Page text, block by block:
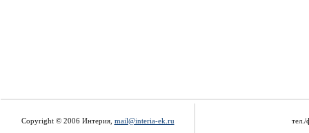
Copyright © 2006 Интерия, mail@interia-ek.ru